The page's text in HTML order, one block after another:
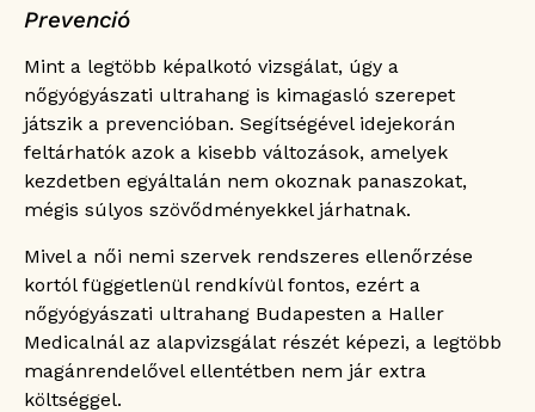
Prevenció
Mint a legtöbb képalkotó vizsgálat, úgy a
nőgyógyászati ultrahang is kimagasló szerepet
játszik a prevencióban. Segítségével idejekorán
feltárhatók azok a kisebb változások, amelyek
kezdetben egyáltalán nem okoznak panaszokat,
mégis súlyos szövődményekkel járhatnak.
Mivel a női nemi szervek rendszeres ellenőrzése
kortól függetlenül rendkívül fontos, ezért a
nőgyógyászati ultrahang Budapesten a Haller
Medicalnál az alapvizsgálat részét képezi, a legtöbb
magánrendelővel ellentétben nem jár extra
költséggel.